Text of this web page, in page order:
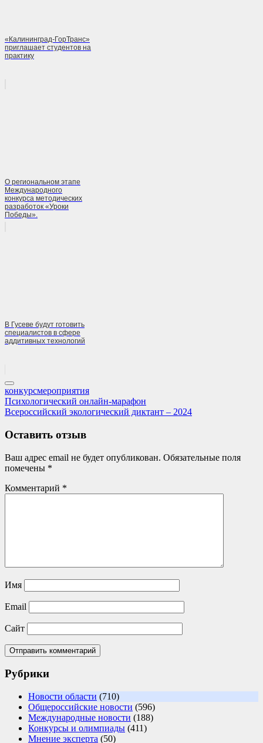
«Калининград-ГорТранс»
приглашает студентов на
практику
О региональном этапе
Международного
конкурса методических
разработок «Уроки
Победы».
В Гусеве будут готовить
специалистов в сфере
аддитивных технологий
конкурсмероприятия
Навигация
по
записям
Previous
Post:
Психологический онлайн-марафон
Next
Всероссийский экологический диктант – 2024
Оставить отзыв
Ваш адрес email не будет опубликован. Обязательные поля
помечены *
Комментарий *
Имя
Email
Сайт
Рубрики
Новости области (710)
Общероссийские новости (596)
Международные новости (188)
Конкурсы и олимпиады (411)
Мнение эксперта (50)